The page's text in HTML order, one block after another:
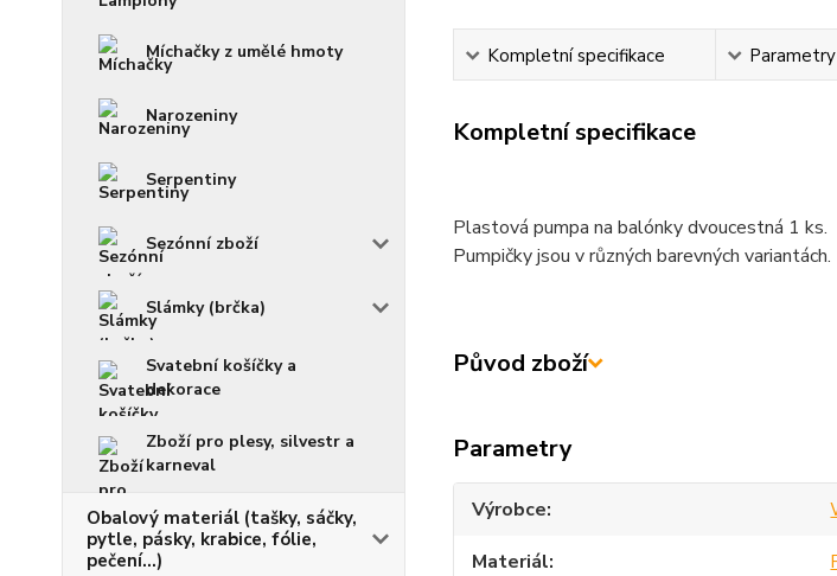
Míchačky z umělé hmoty
Narozeniny
Serpentiny
Sezónní zboží
Slámky (brčka)
Svatební košíčky a
dekorace
Zboží pro plesy, silvestr a
karneval
Obalový materiál (tašky, sáčky,
pytle, pásky, krabice, fólie,
pečení...)
Kompletní specifikace Parametry
Kompletní specifikace
Plastová pumpa na balónky dvoucestná 1 ks.
Pumpičky jsou v různých barevných variantách.
Původ zboží
Parametry
Výrobce
Materiál